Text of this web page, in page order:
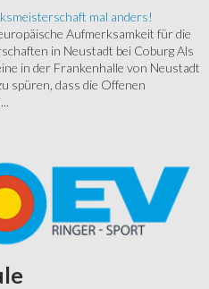
mal anders!
Aufmerksamkeit für die
in Neustadt bei Coburg Als
in der Frankenhalle von Neustadt
spüren, dass die Offenen